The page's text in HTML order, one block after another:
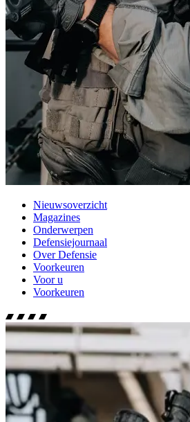
Nieuwsoverzicht
Magazines
Onderwerpen
Defensiejournaal
Over Defensie
Voorkeuren
Voor u
Voorkeuren